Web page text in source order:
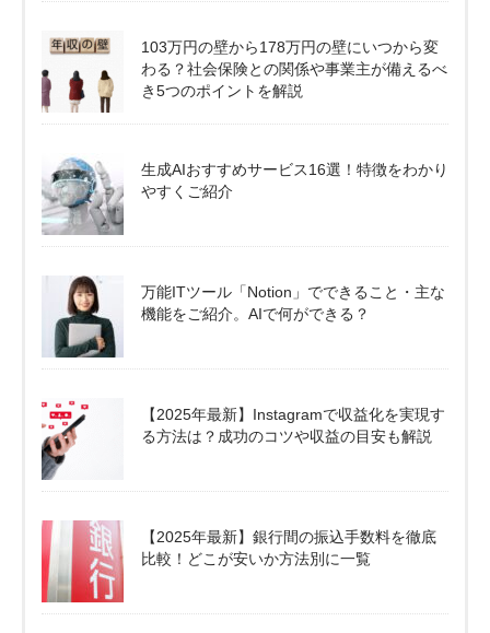
103万円の壁から178万円の壁にいつから変
わる？社会保険との関係や事業主が備えるべ
き5つのポイントを解説
生成AIおすすめサービス16選！特徴をわかり
やすくご紹介
万能ITツール「Notion」でできること・主な
機能をご紹介。AIで何ができる？
【2025年最新】Instagramで収益化を実現す
る方法は？成功のコツや収益の目安も解説
【2025年最新】銀行間の振込手数料を徹底
比較！どこが安いか方法別に一覧